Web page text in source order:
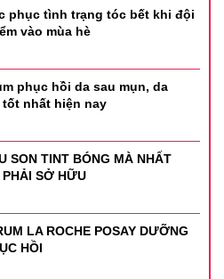
phục tình trạng tóc bết khi đội
vào mùa hè
phục hồi da sau mụn, da
tốt nhất hiện nay
SON TINT BÓNG MÀ NHẤT
SỞ HỮU
LA ROCHE POSAY DƯỠNG
HỒI